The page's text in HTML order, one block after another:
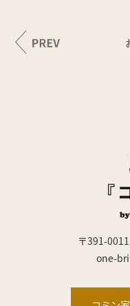
〒391-
one-